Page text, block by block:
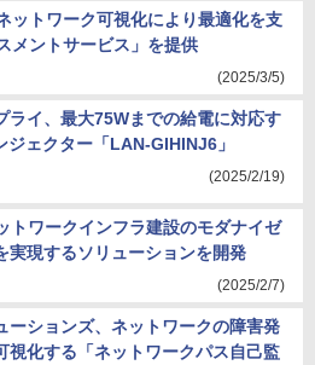
ットワーク可視化により最適化を支
メントサービス」を提供
(2025/3/5)
ライ、最大75Wまでの給電に対応す
ジェクター「LAN-GIHINJ6」
(2025/2/19)
トワークインフラ建設のモダナイゼ
実現するソリューションを開発
(2025/2/7)
ーションズ、ネットワークの障害発
視化する「ネットワークパス自己監